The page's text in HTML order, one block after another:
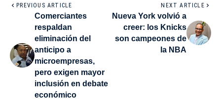
PREVIOUS ARTICLE
Comerciantes
respaldan
eliminación del
anticipo a
microempresas,
pero exigen mayor
inclusión en debate
económico
NEXT ARTICLE
Nueva York volvió a
creer: los Knicks
son campeones de
la NBA